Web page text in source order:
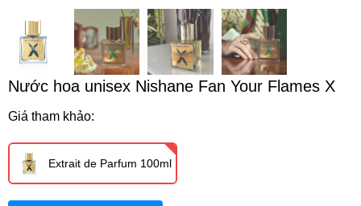
Nước hoa unisex Nishane Fan Your Flames X
Giá tham khảo:
Extrait de Parfum 100ml